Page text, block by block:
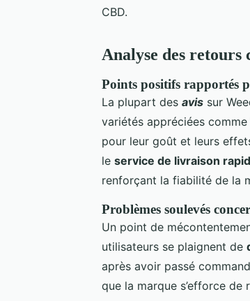
CBD.
Analyse des retours
Points positifs rapportés
La plupart des avis sur
variétés appréciées
pour leur goût et leurs
le service de livraison
renforçant la fiabilité de la
Problèmes soulevés
Un point de
utilisateurs se plaignent de
après avoir passé
que la marque s’efforce